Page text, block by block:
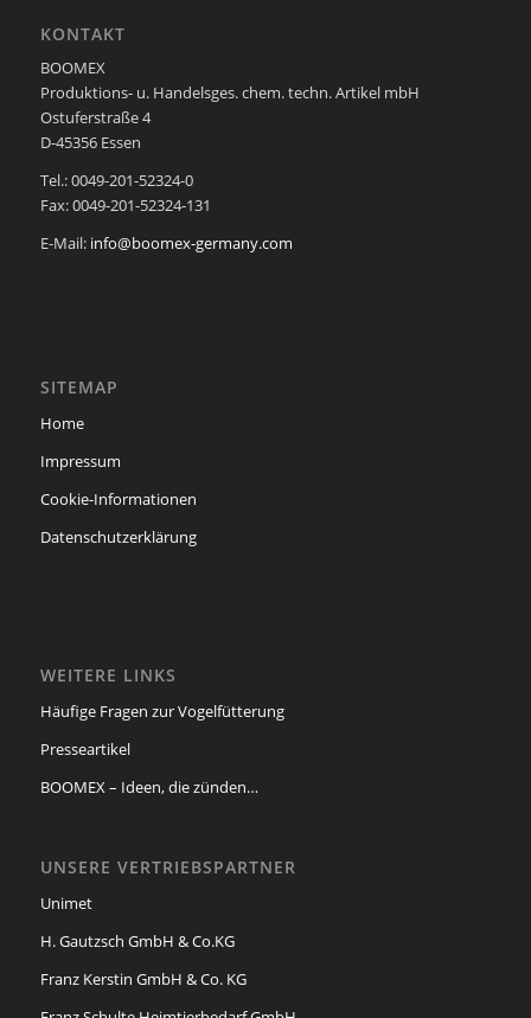
KONTAKT
BOOMEX
Produktions- u. Handelsges. chem. techn. Artikel mbH
Ostuferstraße 4
D-45356 Essen
Tel.: 0049-201-52324-0
Fax: 0049-201-52324-131
E-Mail: info@boomex-germany.com
SITEMAP
Home
Impressum
Cookie-Informationen
Datenschutzerklärung
WEITERE LINKS
Häufige Fragen zur Vogelfütterung
Presseartikel
BOOMEX – Ideen, die zünden…
UNSERE VERTRIEBSPARTNER
Unimet
H. Gautzsch GmbH & Co.KG
Franz Kerstin GmbH & Co. KG